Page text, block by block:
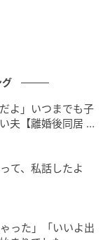
う「倍音」的
の聞こえ方は低
いとも高いとも
意識して変え
グ
よ」いつまでも子
夫【離婚後同居 Vo
て、私話したよ
った」「いいよ出